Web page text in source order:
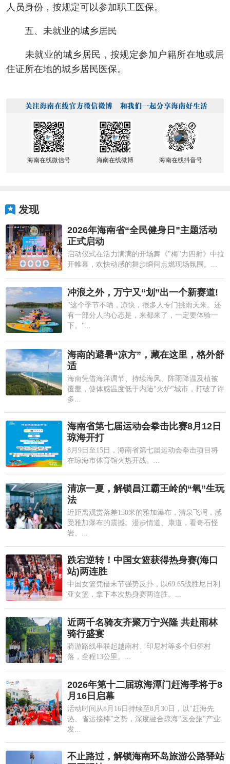
人员身份，按规定可以参加职工医保。
五、未就业的城乡居民
未就业的城乡居民，按规定参加户籍所在地或居
住证所在地的城乡居民医保。
海南在线微信号 海南在线微博 海南在线抖音号
发现
2026年海南省“全民健身日”主题活动
正式启动
启动仪式在活力满满的开场舞《"梅"力四射》中拉
开帷幕，欢快动感的舞步瞬间点燃现场氛围。...
冲浪之外，万宁又“划”出一个新赛道!
"这个季节不晒，凉快，很多人专门挑雨天来。还
有一部分人的心态是，来都来了，一定要体验一
下。"...
海南的避暑“凉方”，藏在这里，格外舒
适
海南凭借海洋调节、持续海风、阵雨降温及植被
覆盖，使体感温度低于内陆"火炉"城市，打破了许
多...
海南省第七届运动会拳击比赛8月12日
琼海开打
8月9日至15日，海南省第七届运动会拳击项目将
在琼海市体育馆火热开战。...
清凉一夏，解锁昌江霸王岭的“氧”生玩
法
近距离观赏落差150米的雅加瀑布，清泉飞泻，感
受雅加瀑布的震撼。漫步情道、康道，看奇石怪
岩、...
跌宕逆转！中国女篮获得热身赛(海口
站)两连胜
中国女篮凭借末节强势反扑，以69:65战胜尼日利
亚女篮，拿下本次热身赛两连胜。...
近两千名骑友齐聚万宁兴隆 共赴雨林
骑行盛宴
骑游路线串联起越南村、印尼村等多个归侨村
落，全程13公里。...
2026年第十二届琼海潭门赶海季将于8
月16日启幕
活动时间从8月16日持续至8月30日，以"赶海先
热、省运接棒"之势，深度融合琼海"医会旅"产业
发...
不止路过，解锁海南环岛旅游公路驿站